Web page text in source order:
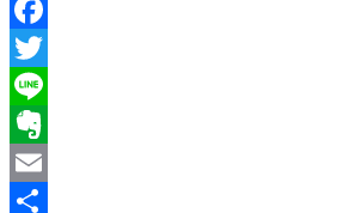
Facebook
Twitter
Line
Evernote
Email